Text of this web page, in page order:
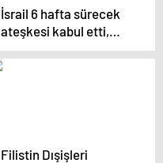
İsrail 6 hafta sürecek
ateşkesi kabul etti,
gözler Hamas’a çevrildi
Filistin Dışişleri